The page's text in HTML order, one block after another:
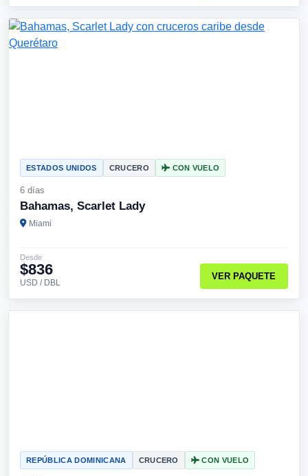
ESTADOS UNIDOS CRUCERO CON VUELO
6 días
Bahamas, Scarlet Lady
Miami
Desde
$836
USD / DBL
VER PAQUETE
REPÚBLICA DOMINICANA CRUCERO CON VUELO